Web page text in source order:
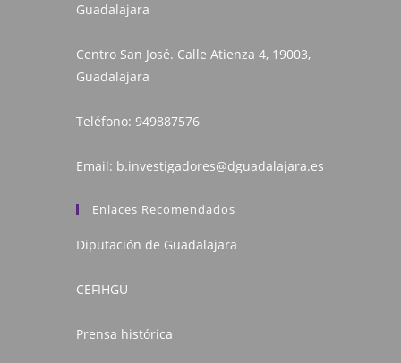
Guadalajara
Centro San José. Calle Atienza 4, 19003,
Guadalajara
Teléfono: 949887576
Email: b.investigadores@dguadalajara.es
Enlaces Recomendados
Diputación de Guadalajara
CEFIHGU
Prensa histórica